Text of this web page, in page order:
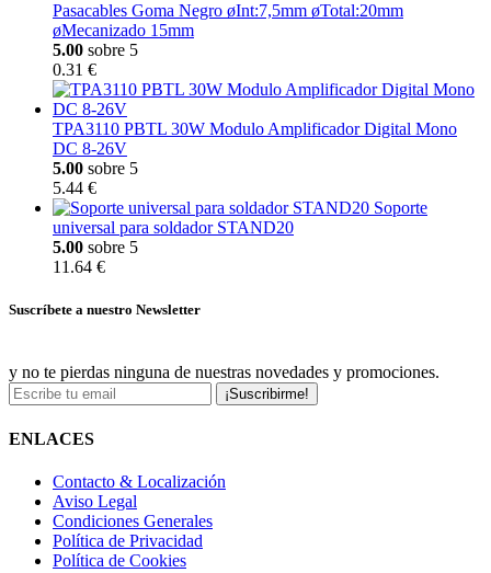
Pasacables Goma Negro øInt:7,5mm øTotal:20mm
øMecanizado 15mm
5.00 sobre 5
0.31 €
TPA3110 PBTL 30W Modulo Amplificador Digital Mono
DC 8-26V
5.00 sobre 5
5.44 €
Soporte
universal para soldador STAND20
5.00 sobre 5
11.64 €
Suscríbete a nuestro Newsletter
y no te pierdas ninguna de nuestras novedades y promociones.
¡Suscribirme!
ENLACES
Contacto & Localización
Aviso Legal
Condiciones Generales
Política de Privacidad
Política de Cookies